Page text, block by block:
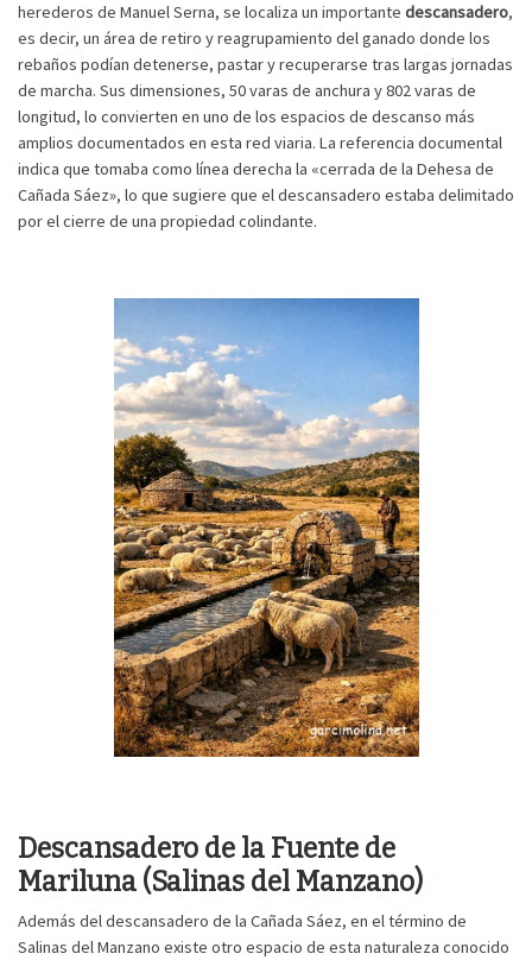
herederos de Manuel Serna, se localiza un importante descansadero,
es decir, un área de retiro y reagrupamiento del ganado donde los
rebaños podían detenerse, pastar y recuperarse tras largas jornadas
de marcha. Sus dimensiones, 50 varas de anchura y 802 varas de
longitud, lo convierten en uno de los espacios de descanso más
amplios documentados en esta red viaria. La referencia documental
indica que tomaba como línea derecha la «cerrada de la Dehesa de
Cañada Sáez», lo que sugiere que el descansadero estaba delimitado
por el cierre de una propiedad colindante.
Descansadero de la Fuente de
Mariluna (Salinas del Manzano)
Además del descansadero de la Cañada Sáez, en el término de
Salinas del Manzano existe otro espacio de esta naturaleza conocido